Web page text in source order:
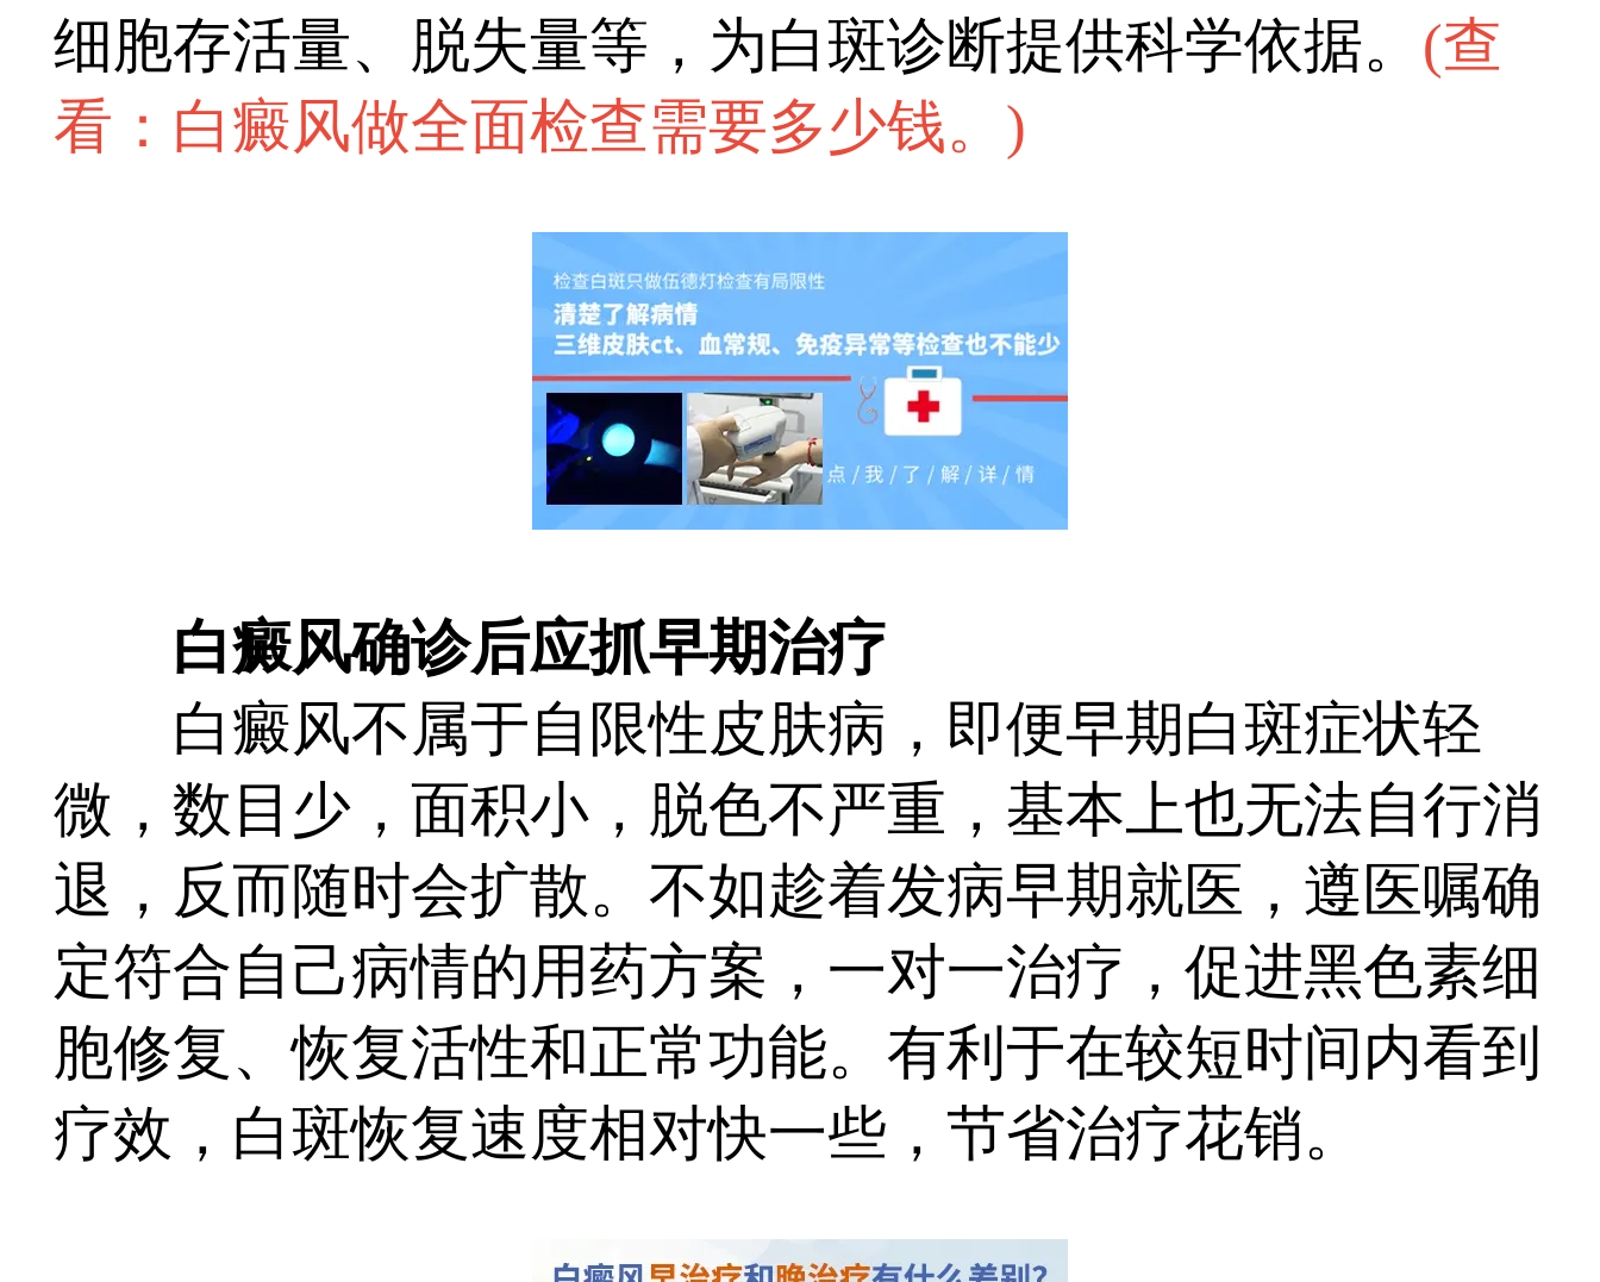
细胞存活量、脱失量等，为白斑诊断提供科学依据。 (查
看：白癜风做全面检查需要多少钱。 )
白癜风确诊后应抓早期治疗
白癜风不属于自限性皮肤病，即便早期白斑症状轻
微，数目少，面积小，脱色不严重，基本上也无法自行消
退，反而随时会扩散。不如趁着发病早期就医，遵医嘱确
定符合自己病情的用药方案，一对一治疗，促进黑色素细
胞修复、恢复活性和正常功能。有利于在较短时间内看到
疗效，白斑恢复速度相对快一些，节省治疗花销。